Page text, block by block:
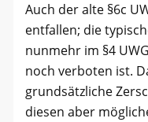
Auch der alte §6c
entfallen; die
nunmehr im §4
noch verboten ist.
grundsätzliche
diesen aber